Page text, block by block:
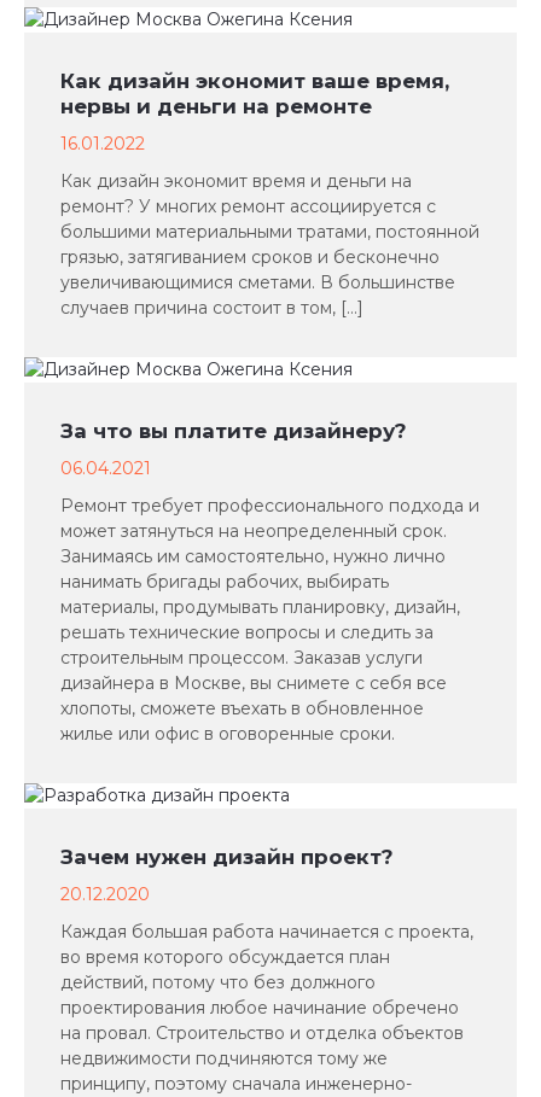
Как дизайн экономит ваше время,
нервы и деньги на ремонте
16.01.2022
Как дизайн экономит время и деньги на
ремонт? У многих ремонт ассоциируется с
большими материальными тратами, постоянной
грязью, затягиванием сроков и бесконечно
увеличивающимися сметами. В большинстве
случаев причина состоит в том, […]
За что вы платите дизайнеру?
06.04.2021
Ремонт требует профессионального подхода и
может затянуться на неопределенный срок.
Занимаясь им самостоятельно, нужно лично
нанимать бригады рабочих, выбирать
материалы, продумывать планировку, дизайн,
решать технические вопросы и следить за
строительным процессом. Заказав услуги
дизайнера в Москве, вы снимете с себя все
хлопоты, сможете въехать в обновленное
жилье или офис в оговоренные сроки.
Зачем нужен дизайн проект?
20.12.2020
Каждая большая работа начинается с проекта,
во время которого обсуждается план
действий, потому что без должного
проектирования любое начинание обречено
на провал. Строительство и отделка объектов
недвижимости подчиняются тому же
принципу, поэтому сначала инженерно-